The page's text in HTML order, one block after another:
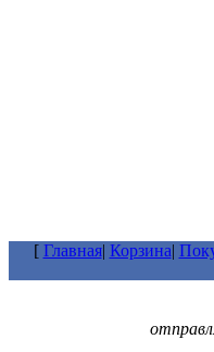
[ Главная| Корзина|